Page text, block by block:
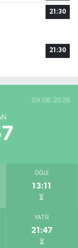
21:30
21:30
09.08.2026
ÖĞLE
13:11
YATSI
21:47